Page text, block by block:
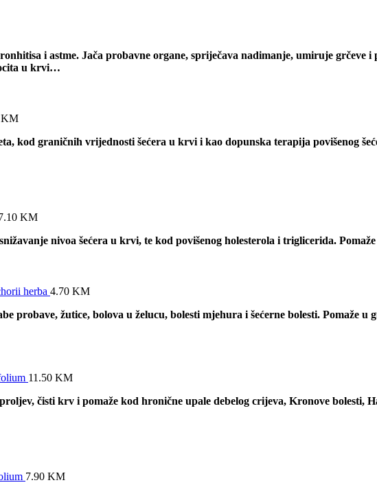
i astme. Jača probavne organe, spriječava nadimanje, umiruje grčeve i
u krvi…
KM
kod graničnih vrijednosti šećera u krvi i kao dopunska terapija povišenog
KM
nivoa šećera u krvi, te kod povišenog holesterola i triglicerida.
herba 4.70 KM
probave, žutice, bolova u želucu, bolesti mjehura i šećerne bolesti. Pomaže
11.50 KM
čisti krv i pomaže kod hronične upale debelog crijeva, Kronove bolesti,
7.90 KM